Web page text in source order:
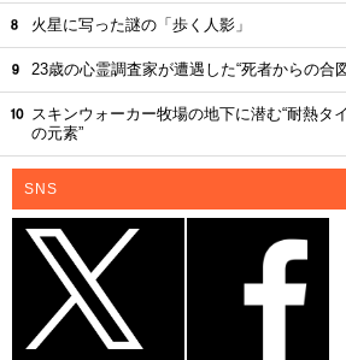
火星に写った謎の「歩く人影」
23歳の心霊調査家が遭遇した“死者からの合
スキンウォーカー牧場の地下に潜む“耐熱タ
の元素”
SNS